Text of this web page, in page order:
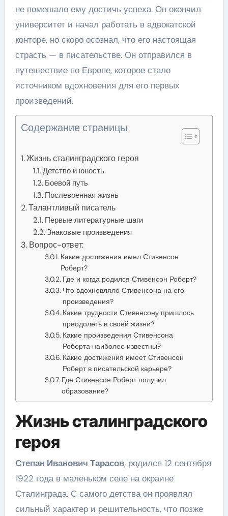
не помешало ему достичь успеха. Он окончил
университет и начал работать в адвокатской
конторе, но скоро осознал, что его настоящая
страсть — в писательстве. Он отправился в
путешествие по Европе, которое стало
источником вдохновения для его первых
произведений.
Содержание страницы
Жизнь сталинградского героя
Детство и юность
Боевой путь
Послевоенная жизнь
Талантливый писатель
Первые литературные шаги
Знаковые произведения
Вопрос-ответ:
Какие достижения имел Стивенсон
Роберт?
Где и когда родился Стивенсон Роберт?
Что вдохновляло Стивенсона на его
произведения?
Какие трудности Стивенсону пришлось
преодолеть в своей жизни?
Какие произведения Стивенсона
Роберта наиболее известны?
Какие достижения имеет Стивенсон
Роберт в писательской карьере?
Где Стивенсон Роберт получил
образование?
Жизнь сталинградского
героя
Степан Иванович Тарасов, родился 12 сентября
1922 года в маленьком селе на окраине
Сталинграда. С самого детства он проявлял
сильный характер и решительность, что позже